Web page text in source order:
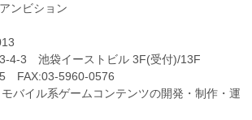
ンビション
4-3 池袋イーストビル 3F(受付)/13F
FAX:03-5960-0576
バイル系ゲームコンテンツの開発・制作・運